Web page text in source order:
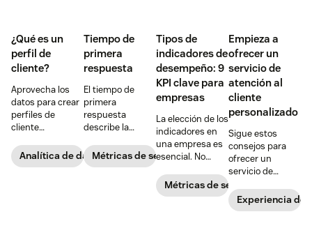
¿Qué es un
perfil de
cliente?
Aprovecha los
datos para crear
perfiles de
cliente
te permitan
ofrecer
Analítica de datos del cliente
Tiempo de
primera
respuesta
El tiempo de
primera
respuesta
describe la
que una
organización
Métricas de servicio al cliente
Tipos de
indicadores de
desempeño: 9
KPI clave para
empresas
La elección de los
indicadores en
una empresa es
esencial. No
serán relevantes.
Métricas de servicio al cliente
Empieza a
ofrecer un
servicio de
atención al
cliente
personalizado
Sigue estos
consejos para
ofrecer un
servicio de
cliente
personalizado
Experiencia de